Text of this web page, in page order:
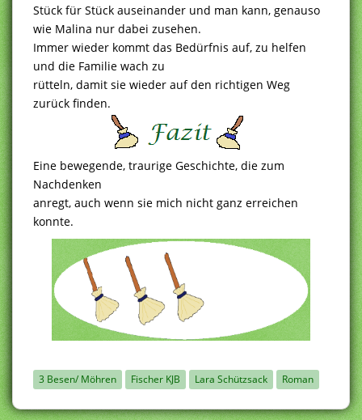
Stück für Stück auseinander und man kann, genauso
wie Malina nur dabei zusehen.
Immer wieder kommt das Bedürfnis auf, zu helfen
und die Familie wach zu
rütteln, damit sie wieder auf den richtigen Weg
zurück finden.
Eine bewegende, traurige Geschichte, die zum
Nachdenken
anregt, auch wenn sie mich nicht ganz erreichen
konnte.
3 Besen/ Möhren Fischer KJB Lara Schützsack Roman